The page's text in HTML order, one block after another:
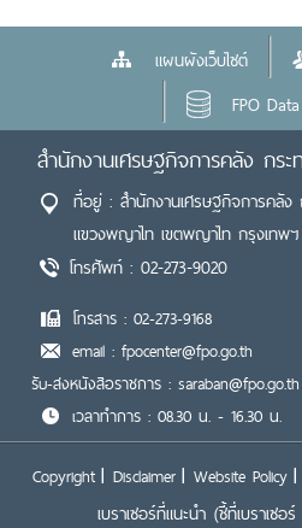
แผนผังเว็บไซต์
FPO
สำนักงานเศรษฐกิจการคลัง กระ
ที่อยู่ : สำนักงานเศรษฐกิจการคลั
แขวงพญาไท เขตพญาไท กรุงเทพ
โทรศัพท์ : 02-273-9020
โทรสาร : 02-273-9168
email : fpocenter@fpo.go.th
รับ-ส่งหนังสือราชการ : saraban@fpo.go.th
เวลาทำการ : 08.30 น. - 16.30 น.
Copyright Disclaimer Website Policy
เบราเซอร์ที่แนะนำ (ชี้ที่เบราเซอ